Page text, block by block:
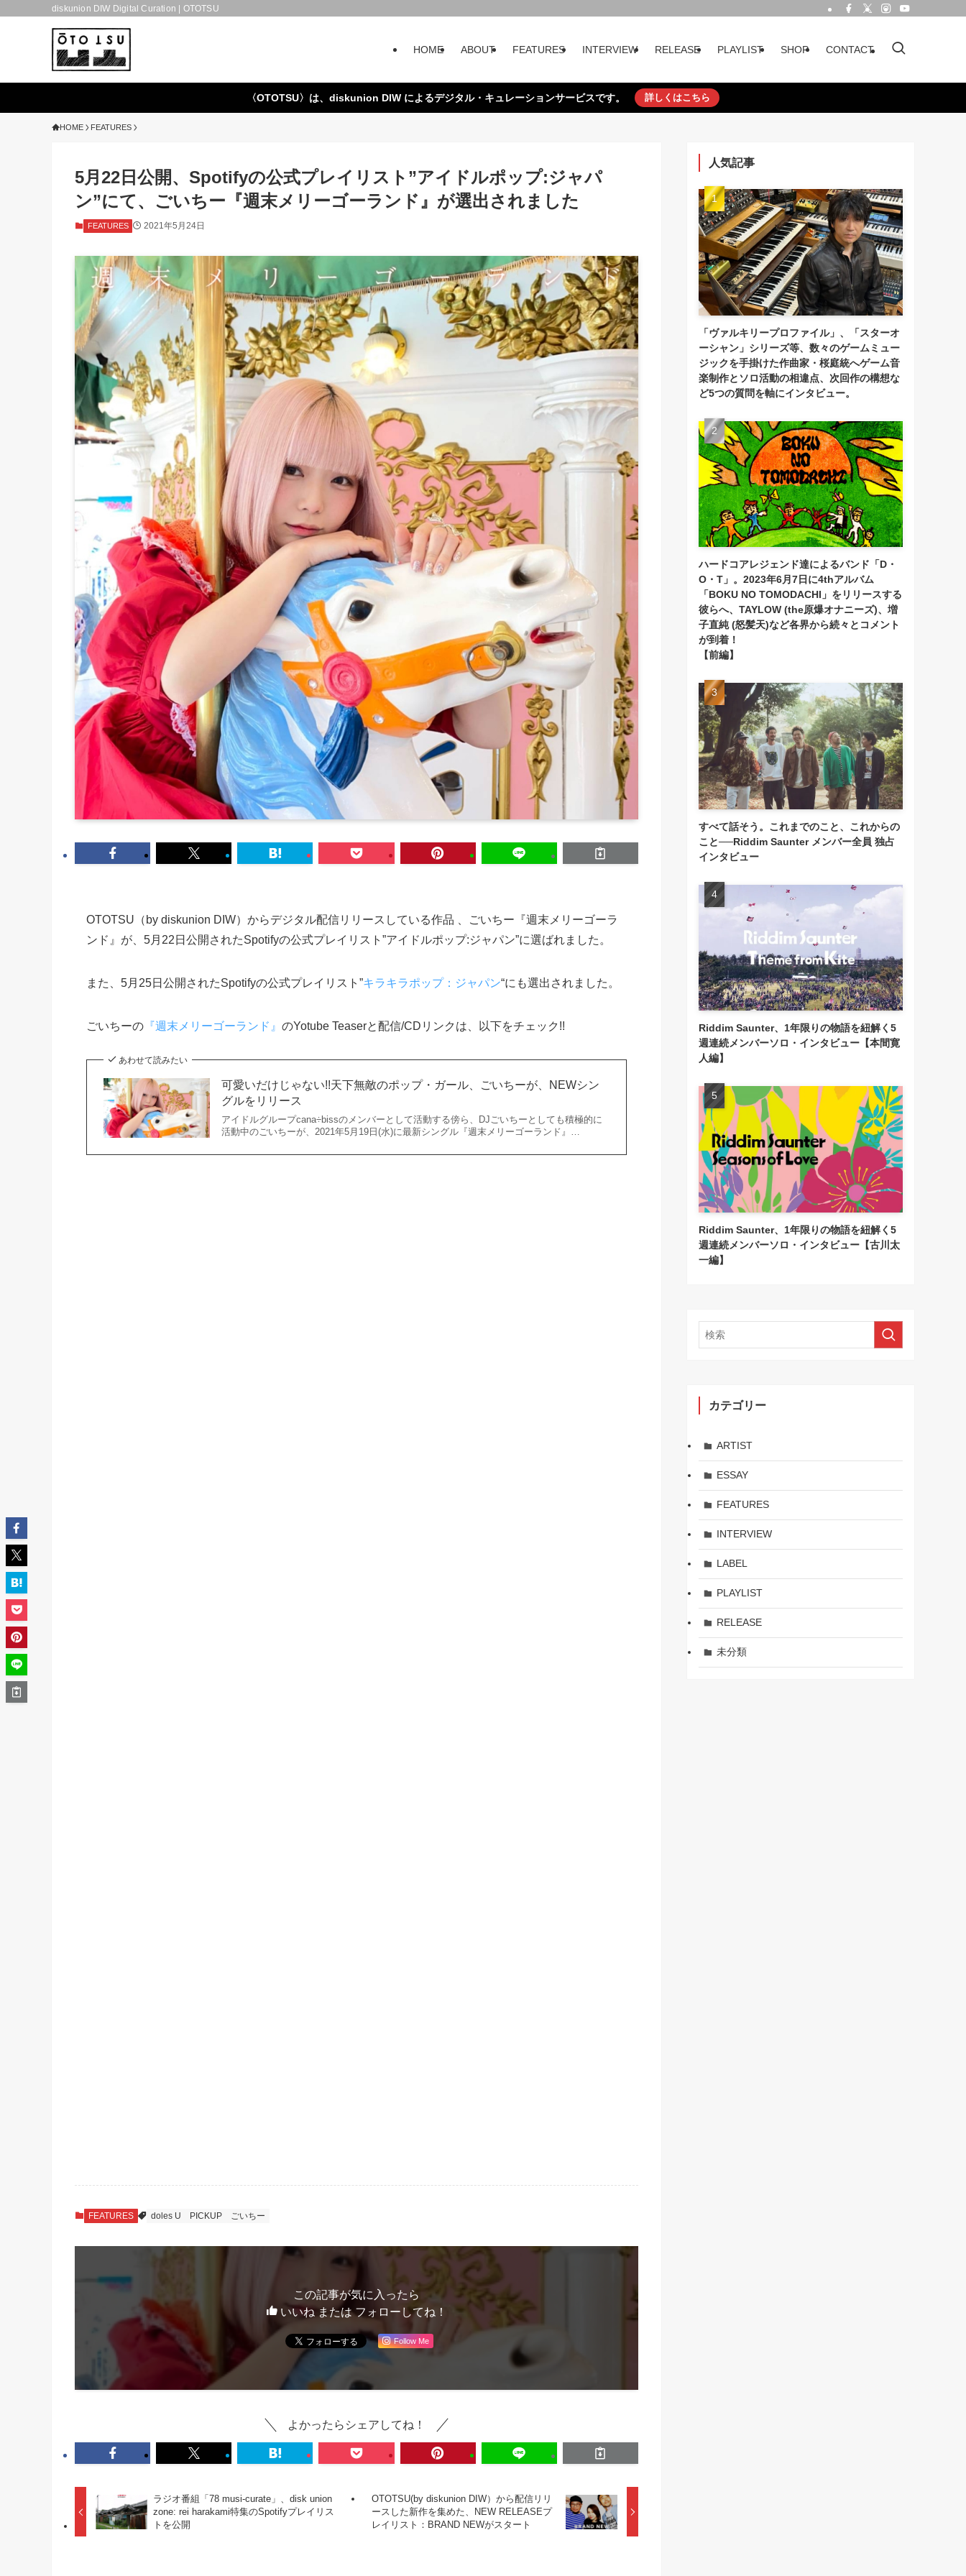
diskunion DIW Digital Curation | OTOTSU
HOME ABOUT FEATURES INTERVIEW RELEASE PLAYLIST SHOP CONTACT
〈OTOTSU〉は、diskunion DIW によるデジタル・キュレーションサービスです。 詳しくはこちら
HOME FEATURES
5月22日公開、Spotifyの公式プレイリスト”アイドルポップ:ジャパ
ン”にて、ごいちー『週末メリーゴーランド』が選出されました
FEATURES 2021年5月24日
OTOTSU（by diskunion DIW）からデジタル配信リリースしている作品 、ごいちー『週末メリーゴーラ
ンド』が、5月22日公開されたSpotifyの公式プレイリスト”アイドルポップ:ジャパン”に選ばれました。
また、5月25日公開されたSpotifyの公式プレイリスト”キラキラポップ：ジャパン“にも選出されました。
ごいちーの 『週末メリーゴーランド』 のYotube Teaserと配信/CDリンクは、以下をチェック!!
あわせて読みたい
可愛いだけじゃない!!天下無敵のポップ・ガール、ごいちーが、NEWシン
グルをリリース
アイドルグループcana÷bissのメンバーとして活動する傍ら、DJごいちーとしても積極的に
活動中のごいちーが、2021年5月19日(水)に最新シングル『週末メリーゴーランド』…
FEATURES doles U PICKUP ごいちー
この記事が気に入ったら
いいね または フォローしてね！
Follow Me
よかったらシェアしてね！
ラジオ番組「78 musi-curate」、disk union
zone: rei harakami特集のSpotifyプレイリス
トを公開
OTOTSU(by diskunion DIW）から配信リリ
ースした新作を集めた、NEW RELEASEプ
レイリスト：BRAND NEWがスタート
人気記事
「ヴァルキリープロファイル」、「スターオ
ーシャン」シリーズ等、数々のゲームミュー
ジックを手掛けた作曲家・桜庭統へゲーム音
楽制作とソロ活動の相違点、次回作の構想な
ど5つの質問を軸にインタビュー。
ハードコアレジェンド達によるバンド「D・
O・T」。2023年6月7日に4thアルバム
「BOKU NO TOMODACHI」をリリースする
彼らへ、TAYLOW (the原爆オナニーズ)、増
子直純 (怒髪天)など各界から続々とコメント
が到着！
【前編】
すべて話そう。これまでのこと、これからの
こと──Riddim Saunter メンバー全員 独占
インタビュー
Riddim Saunter、1年限りの物語を紐解く5
週連続メンバーソロ・インタビュー【本間寛
人編】
Riddim Saunter、1年限りの物語を紐解く5
週連続メンバーソロ・インタビュー【古川太
一編】
カテゴリー
ARTIST
ESSAY
FEATURES
INTERVIEW
LABEL
PLAYLIST
RELEASE
未分類